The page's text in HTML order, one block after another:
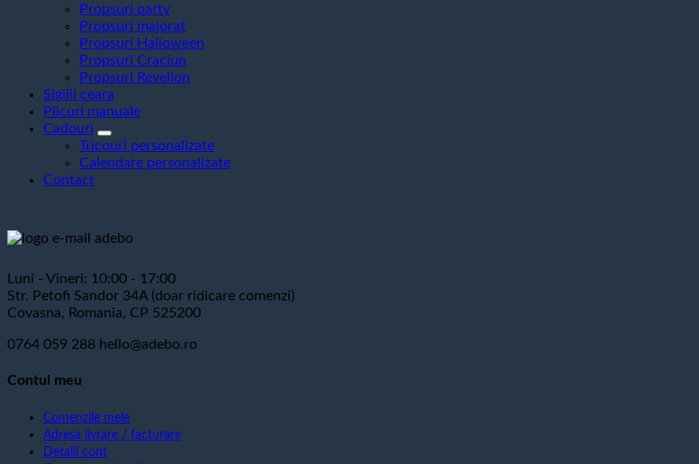
Propsuri party
Propsuri majorat
Propsuri Halloween
Propsuri Craciun
Propsuri Revelion
Sigilii ceara
Plicuri manuale
Cadouri
Tricouri personalizate
Calendare personalizate
Contact
Luni - Vineri: 10:00 - 17:00
Str. Petofi Sandor 34A (doar ridicare comenzi)
Covasna, Romania, CP 525200
0764 059 288 hello@adebo.ro
Contul meu
Comenzile mele
Adresa livrare / facturare
Detalii cont